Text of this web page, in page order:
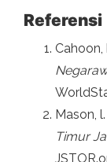
Referensi
Cahoon,
Mason,
Timur